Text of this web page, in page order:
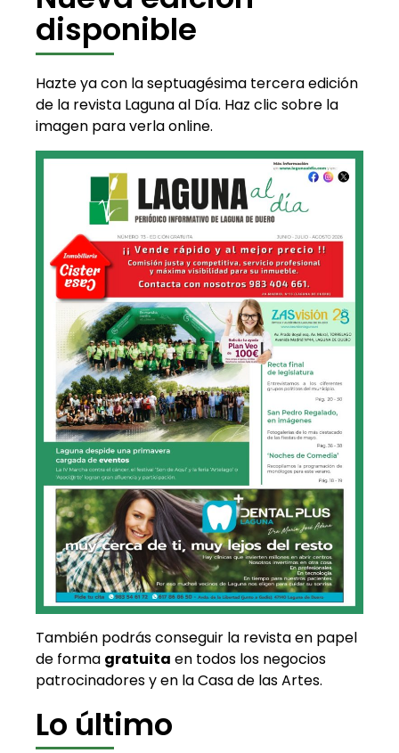
disponible
Hazte ya con la septuagésima tercera edición
de la revista Laguna al Día. Haz clic sobre la
imagen para verla online.
También podrás conseguir la revista en papel
de forma gratuita en todos los negocios
patrocinadores y en la Casa de las Artes.
Lo último